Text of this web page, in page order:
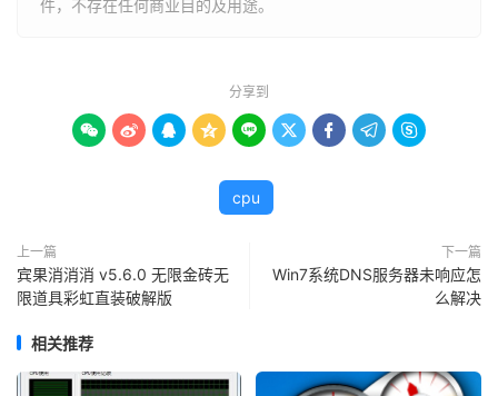
件，不存在任何商业目的及用途。
分享到
        
cpu
上一篇
宾果消消消 v5.6.0 无限金砖无
限道具彩虹直装破解版
下一篇
Win7系统DNS服务器未响应怎
么解决
相关推荐